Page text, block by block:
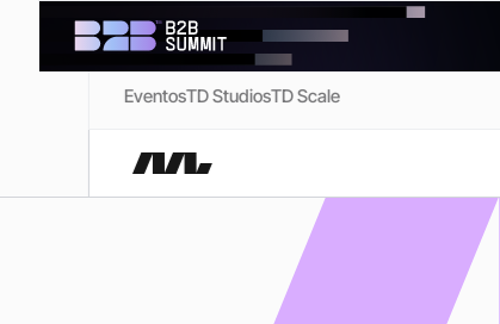
EventosTD StudiosTD Scale